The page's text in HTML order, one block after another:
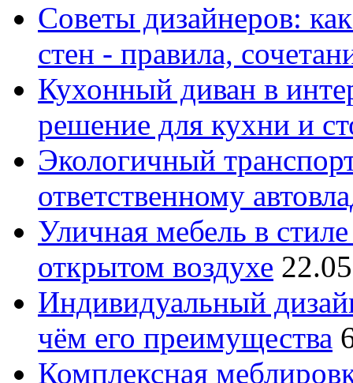
Советы дизайнеров:
стен - правила,
Кухонный диван в
решение для кухни и
Экологичный
ответственному
Уличная мебель в
открытом воздухе
Индивидуальный
чём его преимущества
Комплексная